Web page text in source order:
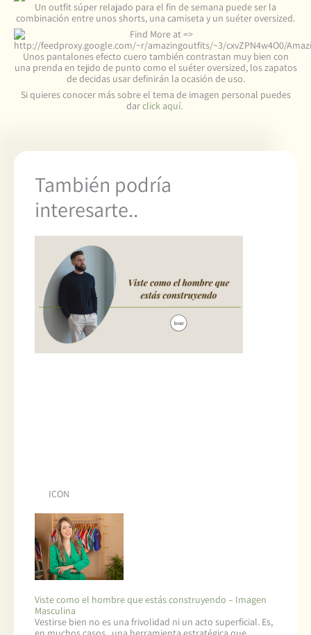
Un outfit súper relajado para el fin de semana puede ser la
combinación entre unos shorts, una camiseta y un suéter oversized.
Unos pantalones efecto cuero también contrastan muy bien con
una prenda en tejido de punto como el suéter oversized, los zapatos
de decidas usar definirán la ocasión de uso.
Si quieres conocer más sobre el tema de imagen personal puedes
darclick aquí.
También podría
interesarte..
ICON
Viste como el hombre que estás construyendo – Imagen
Masculina
Vestirse bien no es una frivolidad ni un acto superficial. Es,